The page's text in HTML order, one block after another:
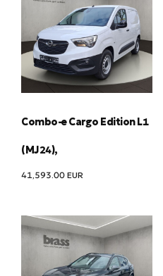
Combo-e Cargo Edition L1
(MJ24),
41,593.00 EUR